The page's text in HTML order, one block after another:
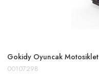
Gokidy Oyuncak Motosiklet
00107298